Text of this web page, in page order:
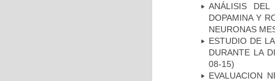
ANÁLISIS
DOPAMINA Y
NEURONAS
ESTUDIO DE
DURANTE LA
08-15)
EVALUACION